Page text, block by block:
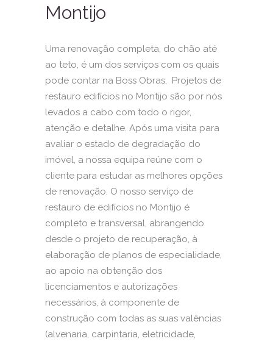
Montijo
Uma renovação completa, do chão até
ao teto, é um dos serviços com os quais
pode contar na Boss Obras. Projetos de
restauro edifícios no Montijo são por nós
levados a cabo com todo o rigor,
atenção e detalhe. Após uma visita para
avaliar o estado de degradação do
imóvel, a nossa equipa reúne com o
cliente para estudar as melhores opções
de renovação. O nosso serviço de
restauro de edifícios no Montijo é
completo e transversal, abrangendo
desde o projeto de recuperação, à
elaboração de planos de especialidade,
ao apoio na obtenção dos
licenciamentos e autorizações
necessários, à componente de
construção com todas as suas valências
(alvenaria, carpintaria, eletricidade,